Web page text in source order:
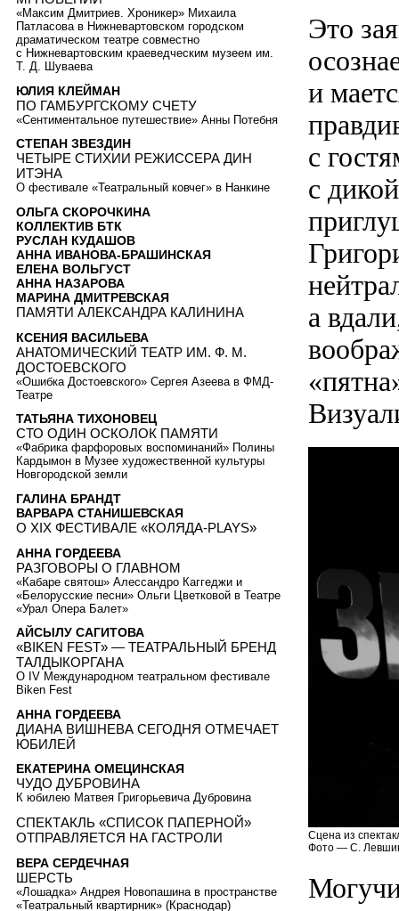
Это
и
с
с
а
Сцена из
Фото — С.
«Максим Дмитриев. Хроникер» Михаила
Патласова в Нижневартовском городском
драматическом театре совместно
с Нижневартовским краеведческим музеем им.
Т. Д. Шуваева
ЮЛИЯ КЛЕЙМАН
ПО ГАМБУРГСКОМУ СЧЕТУ
«Сентиментальное путешествие» Анны Потебня
СТЕПАН ЗВЕЗДИН
ЧЕТЫРЕ СТИХИИ РЕЖИССЕРА ДИН
ИТЭНА
О фестивале «Театральный ковчег» в Нанкине
ОЛЬГА СКОРОЧКИНА
КОЛЛЕКТИВ БТК
РУСЛАН КУДАШОВ
АННА ИВАНОВА-БРАШИНСКАЯ
ЕЛЕНА ВОЛЬГУСТ
АННА НАЗАРОВА
МАРИНА ДМИТРЕВСКАЯ
ПАМЯТИ АЛЕКСАНДРА КАЛИНИНА
КСЕНИЯ ВАСИЛЬЕВА
АНАТОМИЧЕСКИЙ ТЕАТР ИМ. Ф. М.
ДОСТОЕВСКОГО
«Ошибка Достоевского» Сергея Азеева в ФМД-
Театре
ТАТЬЯНА ТИХОНОВЕЦ
СТО ОДИН ОСКОЛОК ПАМЯТИ
«Фабрика фарфоровых воспоминаний» Полины
Кардымон в Музее художественной культуры
Новгородской земли
ГАЛИНА БРАНДТ
ВАРВАРА СТАНИШЕВСКАЯ
О XIX ФЕСТИВАЛЕ «КОЛЯДА-PLAYS»
АННА ГОРДЕЕВА
РАЗГОВОРЫ О ГЛАВНОМ
«Кабаре святош» Алессандро Каггеджи и
«Белорусские песни» Ольги Цветковой в Театре
«Урал Опера Балет»
АЙСЫЛУ САГИТОВА
«BIKEN FEST» — ТЕАТРАЛЬНЫЙ БРЕНД
ТАЛДЫКОРГАНА
О IV Международном театральном фестивале
Biken Fest
АННА ГОРДЕЕВА
ДИАНА ВИШНЕВА СЕГОДНЯ ОТМЕЧАЕТ
ЮБИЛЕЙ
ЕКАТЕРИНА ОМЕЦИНСКАЯ
ЧУДО ДУБРОВИНА
К юбилею Матвея Григорьевича Дубровина
СПЕКТАКЛЬ «СПИСОК ПАПЕРНОЙ»
ОТПРАВЛЯЕТСЯ НА ГАСТРОЛИ
ВЕРА СЕРДЕЧНАЯ
ШЕРСТЬ
«Лошадка» Андрея Новопашина в пространстве
«Театральный квартирник» (Краснодар)